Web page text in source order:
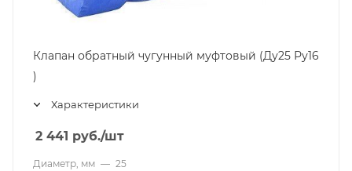
Клапан обратный чугунный муфтовый (Ду25 Ру16
)
Характеристики
2 441 руб./шт
Диаметр, мм — 25